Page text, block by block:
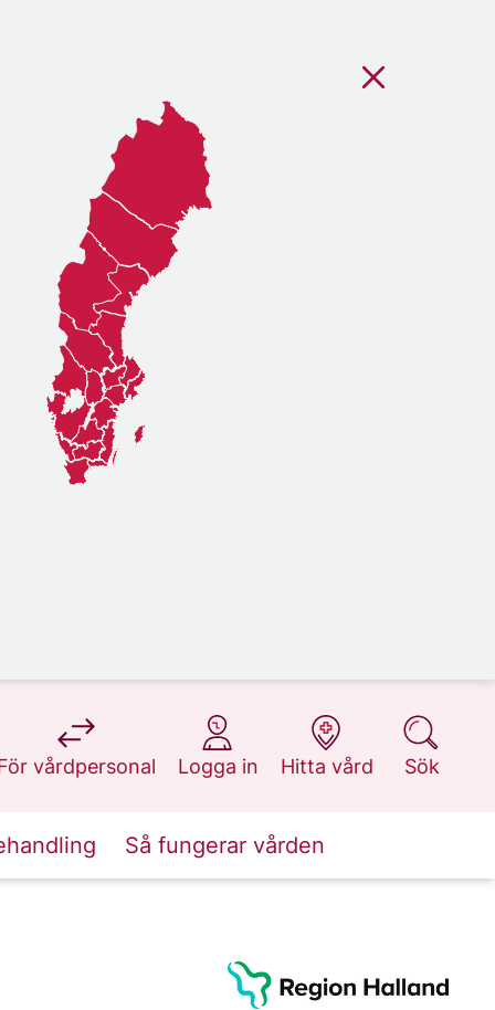
vårdpersonal
på 1177.se
Logga in
på 1177.se
Hitta vård
på 1177.se
Sök
på 1177.se
Så fungerar vården